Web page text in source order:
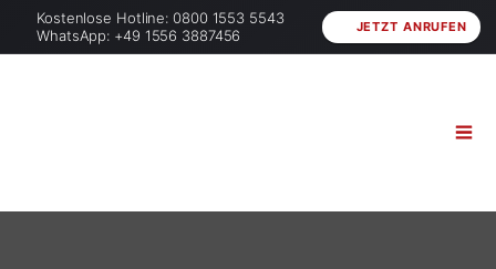
Kostenlose Hotline: 0800 1553 5543
WhatsApp: +49 1556 3887456
JETZT ANRUFEN